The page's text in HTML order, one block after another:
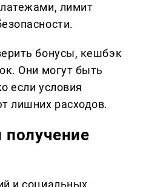
лимит
бонусы, кешбэк
Они могут быть
если условия
лишних расходов.
получение